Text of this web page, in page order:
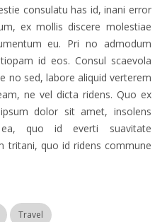
consulatu has id, inani error
ex mollis discere molestiae
eu. Pri no admodum
id eos. Consul scaevola
no sed, labore aliquid verterem
ne vel dicta ridens. Quo ex
dolor sit amet, insolens
quo id everti suavitate
tritani, quo id ridens commune
Travel